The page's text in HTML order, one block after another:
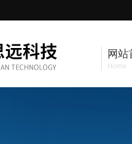
网站
Home